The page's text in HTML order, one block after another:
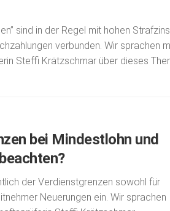
sind in der Regel mit hohen
verbunden. Wir sprachen
Steffi Krätzschmar über dieses
bei Mindestlohn und
der Verdienstgrenzen sowohl für
Neuerungen ein. Wir sprachen